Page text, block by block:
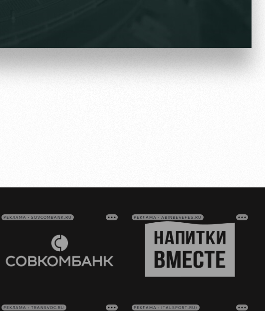
РЕКЛАМА • SOVCOMBANK.RU РЕКЛАМА • ABINBEVEFES.RU
РЕКЛАМА • TRANSVOC.RU РЕКЛАМА • ITALSPORT.RU/